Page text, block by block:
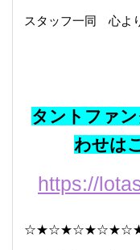
スタッフ一同 心よ
タントファ
わせは
https://